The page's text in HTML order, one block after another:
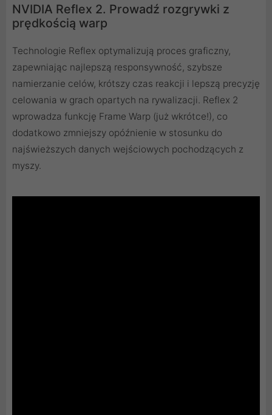
NVIDIA Reflex 2. Prowadź rozgrywki z
prędkością warp
Technologie Reflex optymalizują proces graficzny,
zapewniając najlepszą responsywność, szybsze
namierzanie celów, krótszy czas reakcji i lepszą precyzję
celowania w grach opartych na rywalizacji. Reflex 2
wprowadza funkcję Frame Warp (już wkrótce!), co
dodatkowo zmniejszy opóźnienie w stosunku do
najświeższych danych wejściowych pochodzących z
myszy.